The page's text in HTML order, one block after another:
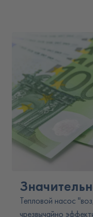
Тепловой насос
чрезвычайно